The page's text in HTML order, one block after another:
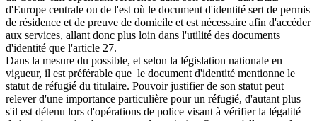
d'Europe centrale ou de l'est où le document d'identité sert de permis
de résidence et de preuve de domicile et est nécessaire afin d'accéder
aux services, allant donc plus loin dans l'utilité des documents
d'identité que l'article 27.
Dans la mesure du possible, et selon la législation nationale en
vigueur, il est préférable que le document d'identité mentionne le
statut de réfugié du titulaire. Pouvoir justifier de son statut peut
relever d'une importance particulière pour un réfugié, d'autant plus
s'il est détenu lors d'opérations de police visant à vérifier la légalité